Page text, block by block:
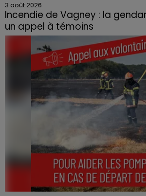
3 août 2026
Incendie de Vagney : la
un appel à témoins
Le feu, parti d'une haie avant de se
quartier résidentiel, avait détruit
contraint à l'évacuation d'une